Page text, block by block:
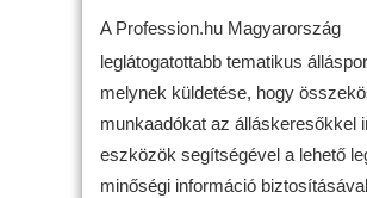
A Profession.hu Magyarország
leglátogatottabb tematikus
melynek küldetése, hogy
munkaadókat az álláskeresőkkel
eszközök segítségével a lehető
minőségi információ